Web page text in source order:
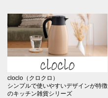
cloclo（クロクロ）
シンプルで使いやすいデザインが特徴
のキッチン雑貨シリーズ